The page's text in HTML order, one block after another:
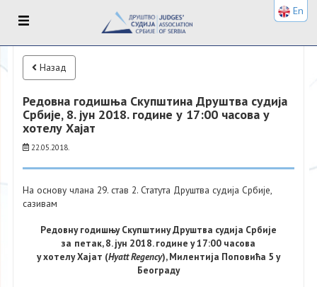
Назад
Редовна годишња Скупштина Друштва судија
Србије, 8. јун 2018. године у 17:00 часова у
хотелу Хајат
22.05.2018.
На основу члана 29. став 2. Статута Друштва судија Србије,
сазивам
Редовну годишњу Скупштину Друштва судија Србије
за петак, 8. јун 2018. године у 17:00 часова
у хотелу Хајат (Hyatt Regency), Милентија Поповића 5 у
Београду
En